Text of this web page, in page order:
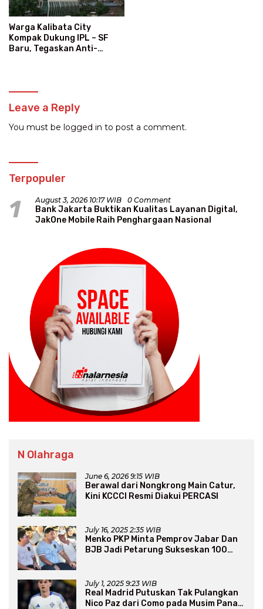
Warga Kalibata City
Kompak Dukung IPL – SF
Baru, Tegaskan Anti-
Leave a Reply
You must be logged in to post a comment.
Terpopuler
1 August 3, 2026 10:17 WIB 0 Comment
Bank Jakarta Buktikan Kualitas Layanan Digital,
JakOne Mobile Raih Penghargaan Nasional
N Olahraga
June 6, 2026 9:15 WIB
Berawal dari Nongkrong Main Catur,
Kini KCCCI Resmi Diakui PERCASI
July 16, 2025 2:35 WIB
Menko PKP Minta Pemprov Jabar Dan
BJB Jadi Petarung Sukseskan 100
July 1, 2025 9:23 WIB
Real Madrid Putuskan Tak Pulangkan
Nico Paz dari Como pada Musim Panas